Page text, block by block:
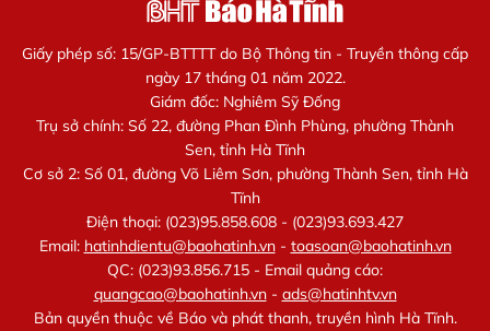
Giấy phép số: 15/GP-BTTTT do Bộ Thông tin - Truyền thông cấp
ngày 17 tháng 01 năm 2022.
Giám đốc: Nghiêm Sỹ Đống
Trụ sở chính: Số 22, đường Phan Đình Phùng, phường Thành
Sen, tỉnh Hà Tĩnh
Cơ sở 2: Số 01, đường Võ Liêm Sơn, phường Thành Sen, tỉnh Hà
Tĩnh
Điện thoại: (023)95.858.608 - (023)93.693.427
Email: hatinhdientu@baohatinh.vn- toasoan@baohatinh.vn
QC: (023)93.856.715 - Email quảng cáo:
quangcao@baohatinh.vn- ads@hatinhtv.vn
Bản quyền thuộc về Báo và phát thanh, truyền hình Hà Tĩnh.